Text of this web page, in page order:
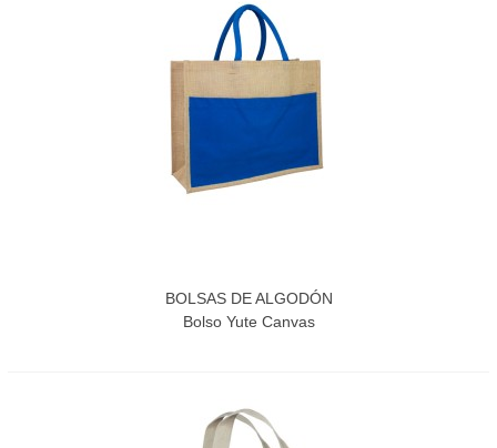
BOLSAS DE ALGODÓN
Bolso Yute Canvas